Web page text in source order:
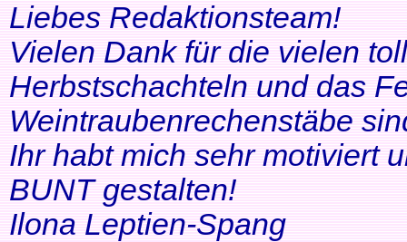
Liebes Redaktionsteam!
Vielen Dank für die vielen
Herbstschachteln und das
Weintraubenrechenstäbe
Ihr habt mich sehr motiviert
BUNT gestalten!
Ilona Leptien-Spang